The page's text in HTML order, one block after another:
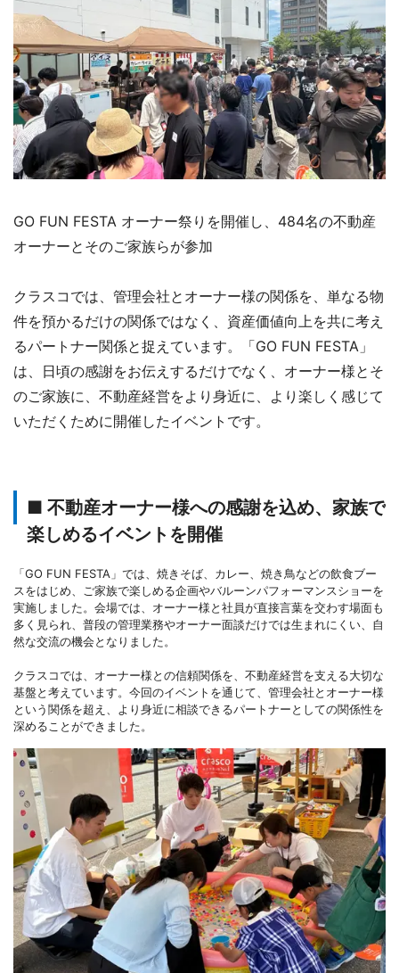
GO FUN FESTA オーナー祭りを開催し、484名の不動産
オーナーとそのご家族らが参加
クラスコでは、管理会社とオーナー様の関係を、単なる物
件を預かるだけの関係ではなく、資産価値向上を共に考え
るパートナー関係と捉えています。「GO FUN FESTA」
は、日頃の感謝をお伝えするだけでなく、オーナー様とそ
のご家族に、不動産経営をより身近に、より楽しく感じて
いただくために開催したイベントです。
■ 不動産オーナー様への感謝を込め、家族で
楽しめるイベントを開催
「GO FUN FESTA」では、焼きそば、カレー、焼き鳥などの飲食ブー
スをはじめ、ご家族で楽しめる企画やバルーンパフォーマンスショーを
実施しました。会場では、オーナー様と社員が直接言葉を交わす場面も
多く見られ、普段の管理業務やオーナー面談だけでは生まれにくい、自
然な交流の機会となりました。
クラスコでは、オーナー様との信頼関係を、不動産経営を支える大切な
基盤と考えています。今回のイベントを通じて、管理会社とオーナー様
という関係を超え、より身近に相談できるパートナーとしての関係性を
深めることができました。